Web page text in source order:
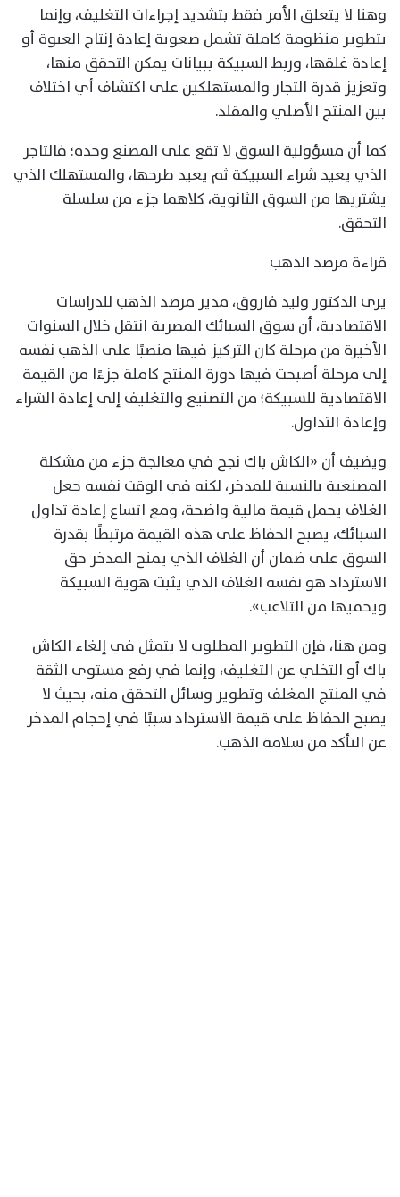
وهنا لا يتعلق الأمر فقط بتشديد إجراءات التغليف، وإنما
بتطوير منظومة كاملة تشمل صعوبة إعادة إنتاج العبوة أو
إعادة غلقها، وربط السبيكة ببيانات يمكن التحقق منها،
وتعزيز قدرة التجار والمستهلكين على اكتشاف أي اختلاف
بين المنتج الأصلي والمقلد.
كما أن مسؤولية السوق لا تقع على المصنع وحده؛ فالتاجر
الذي يعيد شراء السبيكة ثم يعيد طرحها، والمستهلك الذي
يشتريها من السوق الثانوية، كلاهما جزء من سلسلة
التحقق.
قراءة مرصد الذهب
يرى الدكتور وليد فاروق، مدير مرصد الذهب للدراسات
الاقتصادية، أن سوق السبائك المصرية انتقل خلال السنوات
الأخيرة من مرحلة كان التركيز فيها منصبًا على الذهب نفسه
إلى مرحلة أصبحت فيها دورة المنتج كاملة جزءًا من القيمة
الاقتصادية للسبيكة؛ من التصنيع والتغليف إلى إعادة الشراء
وإعادة التداول.
ويضيف أن «الكاش باك نجح في معالجة جزء من مشكلة
المصنعية بالنسبة للمدخر، لكنه في الوقت نفسه جعل
الغلاف يحمل قيمة مالية واضحة، ومع اتساع إعادة تداول
السبائك، يصبح الحفاظ على هذه القيمة مرتبطًا بقدرة
السوق على ضمان أن الغلاف الذي يمنح المدخر حق
الاسترداد هو نفسه الغلاف الذي يثبت هوية السبيكة
ويحميها من التلاعب».
ومن هنا، فإن التطوير المطلوب لا يتمثل في إلغاء الكاش
باك أو التخلي عن التغليف، وإنما في رفع مستوى الثقة
في المنتج المغلف وتطوير وسائل التحقق منه، بحيث لا
يصبح الحفاظ على قيمة الاسترداد سببًا في إحجام المدخر
عن التأكد من سلامة الذهب.